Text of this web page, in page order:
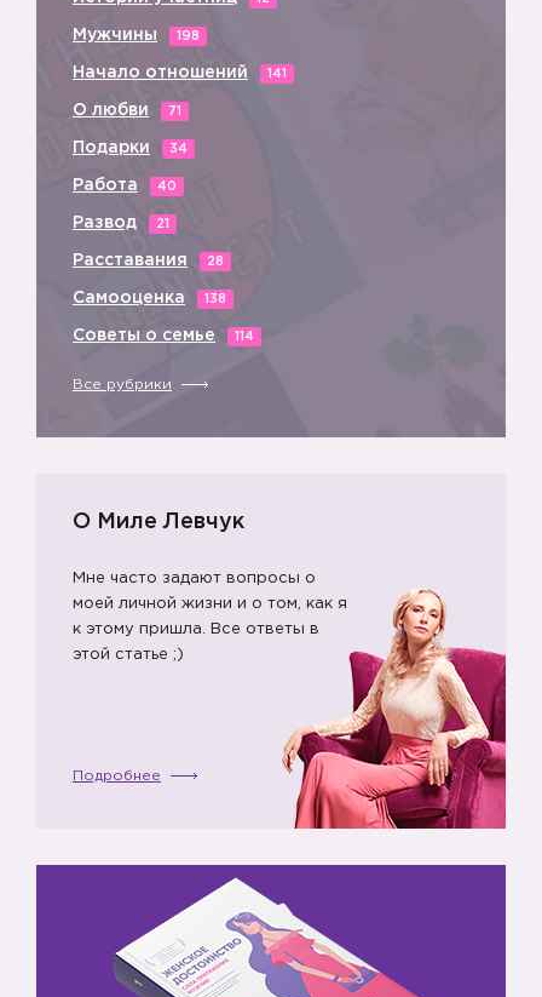
Мужчины 198
Начало отношений 141
О любви 71
Подарки 34
Работа 40
Развод 21
Расставания 28
Самооценка 138
Советы о семье 114
Все рубрики
О Миле Левчук
Мне часто задают вопросы о
моей личной жизни и о том, как я
к этому пришла. Все ответы в
этой статье ;)
Подробнее